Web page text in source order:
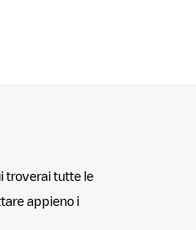
troverai tutte le
appieno i